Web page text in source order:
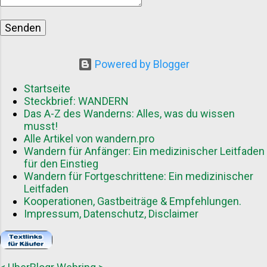
Vorteile für Gastautoren Als Gastautor
können Sie von mehreren Aspekten
durch Zugang zu einer neuen
Zielgruppe Aufbau von Autorität in der
Powered by Blogger
Startseite
Steckbrief: WANDERN
Das A-Z des Wanderns: Alles, was du wissen
musst!
Alle Artikel von wandern.pro
Wandern für Anfänger: Ein medizinischer Leitfaden
für den Einstieg
Wandern für Fortgeschrittene: Ein medizinischer
Leitfaden
Kooperationen, Gastbeiträge & Empfehlungen.
Impressum, Datenschutz, Disclaimer